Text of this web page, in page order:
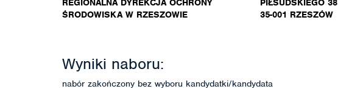
REGIONALNA DYREKCJA OCHRONY
ŚRODOWISKA W RZESZOWIE
PIŁSUDSKIEGO 38
35-001 RZESZÓW
Wyniki naboru:
nabór zakończony bez wyboru kandydatki/kandydata